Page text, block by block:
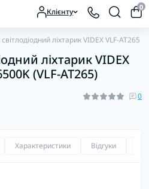
Клієнту 0
ліхтарик VIDEX VLF-AT265
ліхтарик VIDEX
(VLF-AT265)
0
Характеристики Відгуки